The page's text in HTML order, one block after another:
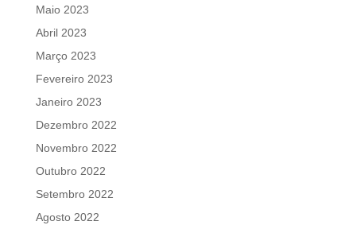
Maio 2023
Abril 2023
Março 2023
Fevereiro 2023
Janeiro 2023
Dezembro 2022
Novembro 2022
Outubro 2022
Setembro 2022
Agosto 2022